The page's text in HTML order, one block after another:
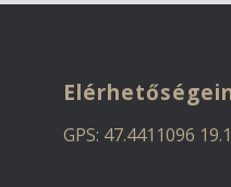
GPS: 47.4411096